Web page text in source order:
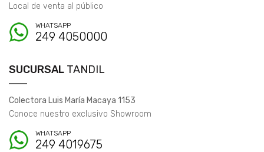
Local de venta al público
WHATSAPP
249 4050000
SUCURSAL TANDIL
Colectora Luis María Macaya 1153
Conoce nuestro exclusivo Showroom
WHATSAPP
249 4019675